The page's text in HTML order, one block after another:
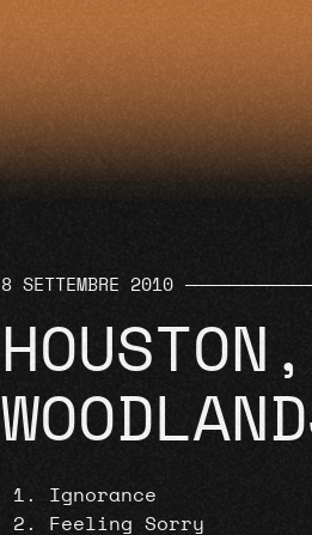
8 SETTEMBRE 2010
Ignorance
Feeling Sorry